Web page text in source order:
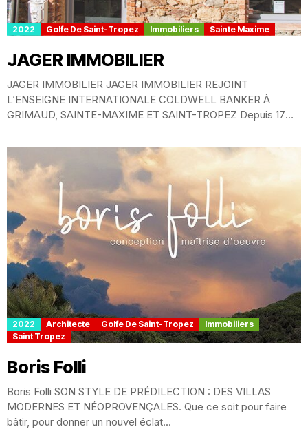
2022 Golfe De Saint-Tropez Immobiliers Sainte Maxime
JAGER IMMOBILIER
JAGER IMMOBILIER JAGER IMMOBILIER REJOINT
L’ENSEIGNE INTERNATIONALE COLDWELL BANKER À
GRIMAUD, SAINTE-MAXIME ET SAINT-TROPEZ Depuis 17
2022 Architecte Golfe De Saint-Tropez
Immobiliers
Saint Tropez
Boris Folli
Boris Folli SON STYLE DE PRÉDILECTION : DES VILLAS
MODERNES ET NÉOPROVENÇALES. Que ce soit pour faire
bâtir, pour donner un nouvel éclat...